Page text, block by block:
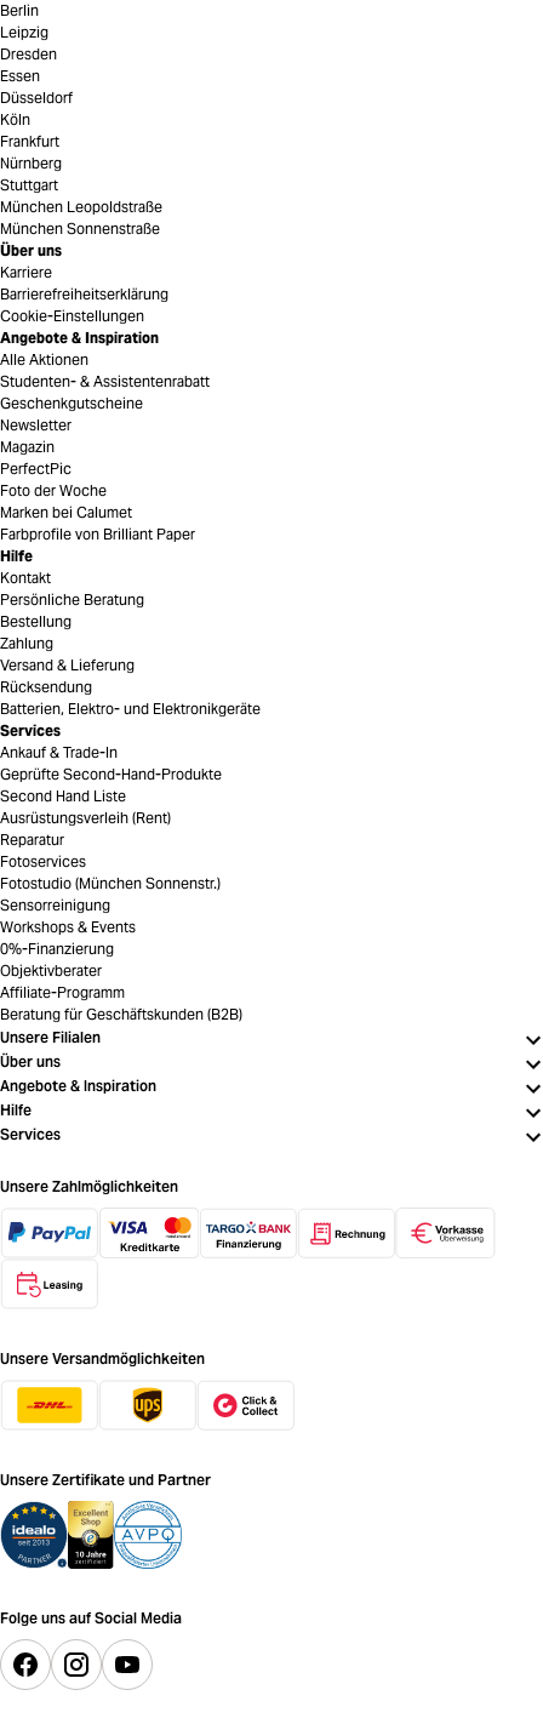
Berlin
Leipzig
Dresden
Essen
Düsseldorf
Köln
Frankfurt
Nürnberg
Stuttgart
München Leopoldstraße
München Sonnenstraße
Über uns
Karriere
Barrierefreiheitserklärung
Cookie-Einstellungen
Angebote & Inspiration
Alle Aktionen
Studenten- & Assistentenrabatt
Geschenkgutscheine
Newsletter
Magazin
PerfectPic
Foto der Woche
Marken bei Calumet
Farbprofile von Brilliant Paper
Hilfe
Kontakt
Persönliche Beratung
Bestellung
Zahlung
Versand & Lieferung
Rücksendung
Batterien, Elektro- und Elektronikgeräte
Services
Ankauf & Trade-In
Geprüfte Second-Hand-Produkte
Second Hand Liste
Ausrüstungsverleih (Rent)
Reparatur
Fotoservices
Fotostudio (München Sonnenstr.)
Sensorreinigung
Workshops & Events
0%-Finanzierung
Objektivberater
Affiliate-Programm
Beratung für Geschäftskunden (B2B)
Unsere Filialen
Über uns
Angebote & Inspiration
Hilfe
Services
Unsere Zahlmöglichkeiten
Unsere Versandmöglichkeiten
Unsere Zertifikate und Partner
Folge uns auf Social Media